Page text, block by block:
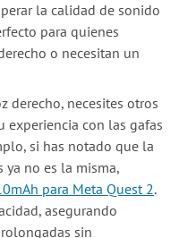
la calidad de sonido
para quienes
o necesitan un
derecho, necesites otros
experiencia con las gafas
si has notado que la
no es la misma,
para Meta Quest 2.
asegurando
sin